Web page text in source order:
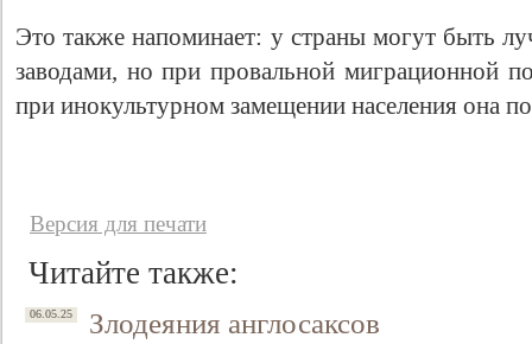
Это также напоминает: у страны могут быть
заводами, но при провальной миграционной
при инокультурном замещении населения она
Версия для печати
Читайте также:
06.05.25 Злодеяния англосаксов